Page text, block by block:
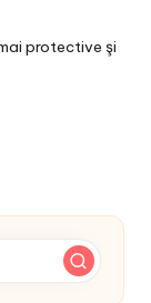
protective şi